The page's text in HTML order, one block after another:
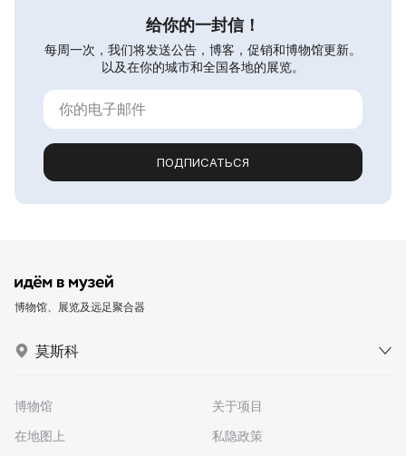
给你的一封信！
每周一次，我们将发送公告，博客，促销和博物馆更新。
以及在你的城市和全国各地的展览。
ПОДПИСАТЬСЯ
博物馆、展览及远足聚合器
莫斯科
博物馆
在地图上
关于项目
私隐政策